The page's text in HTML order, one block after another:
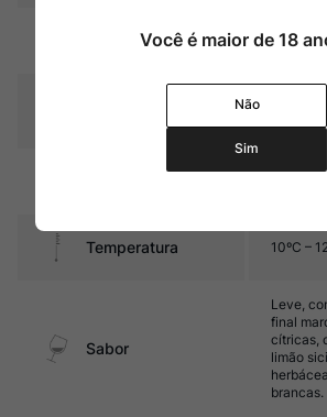
3 meses
Temperatura 10ºC –
Sabor
Leve,
final
cítricas,
limão
brancas.
Você é maior de 18
Não
Sim